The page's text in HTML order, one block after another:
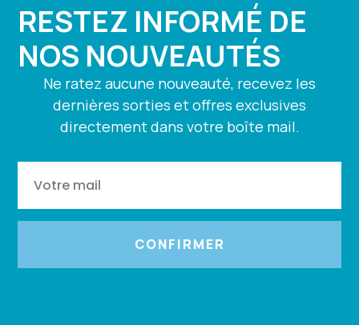
RESTEZ INFORMÉ DE
NOS NOUVEAUTÉS
Ne ratez aucune nouveauté, recevez les
dernières sorties et offres exclusives
directement dans votre boîte mail.
CONFIRMER